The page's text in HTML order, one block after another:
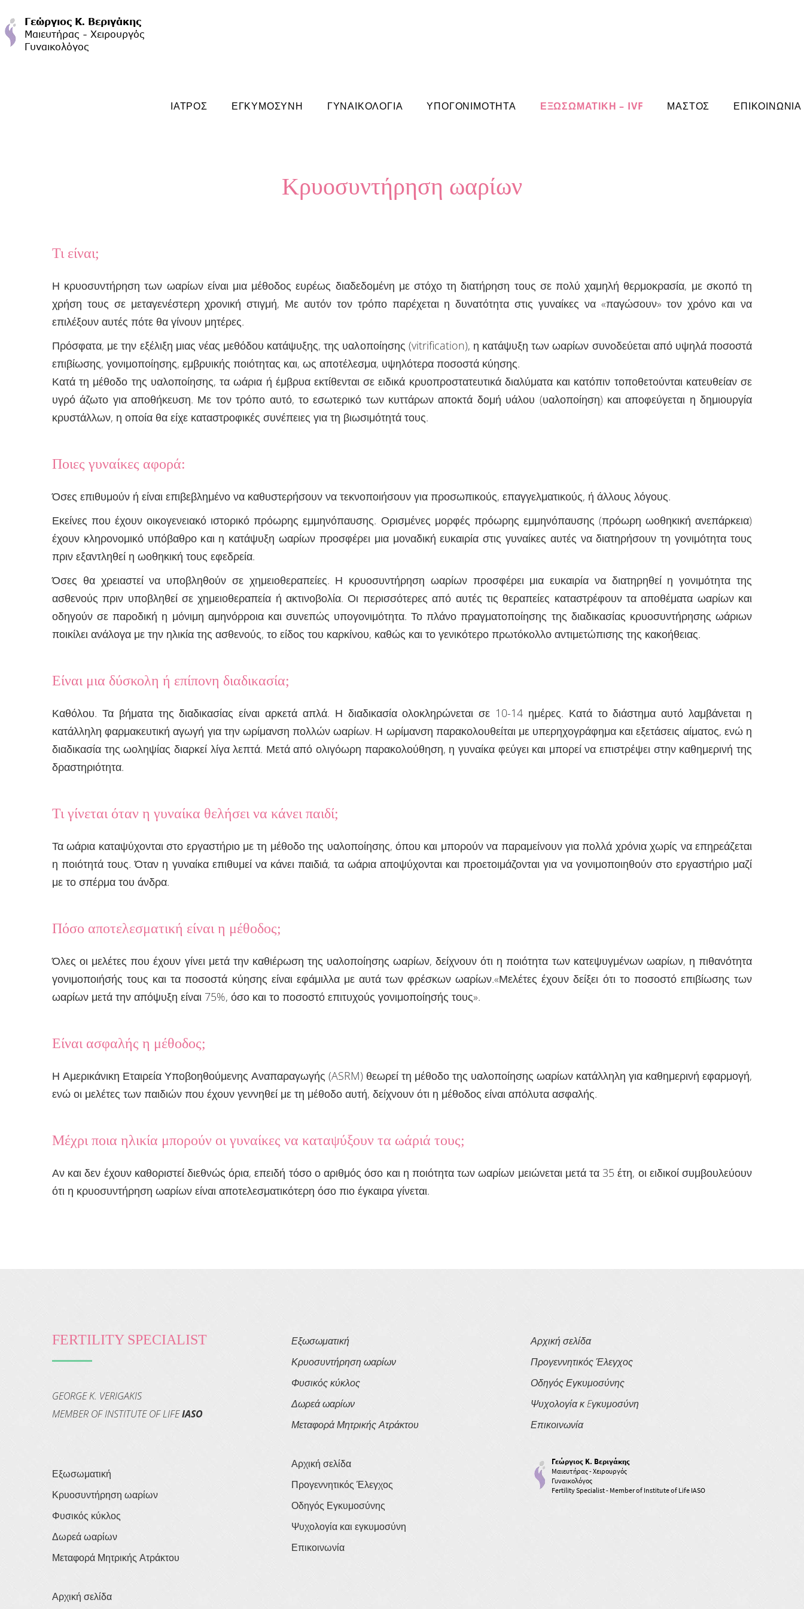
ΙΑΤΡΟΣ ΕΓΚΥΜΟΣΥΝΗ ΓΥΝΑΙΚΟΛΟΓΙΑ ΥΠΟΓΟΝΙΜΟΤΗΤΑ ΕΞΩΣΩΜΑΤΙΚΗ – IVF ΜΑΣΤΟΣ ΕΠΙΚΟΙΝΩΝΙΑ
Κρυοσυντήρηση ωαρίων
Τι είναι;
Η κρυοσυντήρηση των ωαρίων είναι μια μέθοδος ευρέως διαδεδομένη με στόχο τη διατήρηση τους σε πολύ χαμηλή θερμοκρασία, με σκοπό τη
χρήση τους σε μεταγενέστερη χρονική στιγμή, Με αυτόν τον τρόπο παρέχεται η δυνατότητα στις γυναίκες να «παγώσουν» τον χρόνο και να
επιλέξουν αυτές πότε θα γίνουν μητέρες.
Πρόσφατα, με την εξέλιξη μιας νέας μεθόδου κατάψυξης, της υαλοποίησης (vitrification), η κατάψυξη των ωαρίων συνοδεύεται από υψηλά ποσοστά
επιβίωσης, γονιμοποίησης, εμβρυικής ποιότητας και, ως αποτέλεσμα, υψηλότερα ποσοστά κύησης.
Κατά τη μέθοδο της υαλοποίησης, τα ωάρια ή έμβρυα εκτίθενται σε ειδικά κρυοπροστατευτικά διαλύματα και κατόπιν τοποθετούνται κατευθείαν σε
υγρό άζωτο για αποθήκευση. Με τον τρόπο αυτό, το εσωτερικό των κυττάρων αποκτά δομή υάλου (υαλοποίηση) και αποφεύγεται η δημιουργία
κρυστάλλων, η οποία θα είχε καταστροφικές συνέπειες για τη βιωσιμότητά τους.
Ποιες γυναίκες αφορά:
Όσες επιθυμούν ή είναι επιβεβλημένο να καθυστερήσουν να τεκνοποιήσουν για προσωπικούς, επαγγελματικούς, ή άλλους λόγους.
Εκείνες που έχουν οικογενειακό ιστορικό πρόωρης εμμηνόπαυσης. Ορισμένες μορφές πρόωρης εμμηνόπαυσης (πρόωρη ωοθηκική ανεπάρκεια)
έχουν κληρονομικό υπόβαθρο και η κατάψυξη ωαρίων προσφέρει μια μοναδική ευκαιρία στις γυναίκες αυτές να διατηρήσουν τη γονιμότητα τους
πριν εξαντληθεί η ωοθηκική τους εφεδρεία.
Όσες θα χρειαστεί να υποβληθούν σε χημειοθεραπείες. Η κρυοσυντήρηση ωαρίων προσφέρει μια ευκαιρία να διατηρηθεί η γονιμότητα της
ασθενούς πριν υποβληθεί σε χημειοθεραπεία ή ακτινοβολία. Οι περισσότερες από αυτές τις θεραπείες καταστρέφουν τα αποθέματα ωαρίων και
οδηγούν σε παροδική η μόνιμη αμηνόρροια και συνεπώς υπογονιμότητα. Το πλάνο πραγματοποίησης της διαδικασίας κρυοσυντήρησης ωάριων
ποικίλει ανάλογα με την ηλικία της ασθενούς, το είδος του καρκίνου, καθώς και το γενικότερο πρωτόκολλο αντιμετώπισης της κακοήθειας.
Είναι μια δύσκολη ή επίπονη διαδικασία;
Καθόλου. Τα βήματα της διαδικασίας είναι αρκετά απλά. Η διαδικασία ολοκληρώνεται σε 10-14 ημέρες. Κατά το διάστημα αυτό λαμβάνεται η
κατάλληλη φαρμακευτική αγωγή για την ωρίμανση πολλών ωαρίων. Η ωρίμανση παρακολουθείται με υπερηχογράφημα και εξετάσεις αίματος, ενώ η
διαδικασία της ωοληψίας διαρκεί λίγα λεπτά. Μετά από ολιγόωρη παρακολούθηση, η γυναίκα φεύγει και μπορεί να επιστρέψει στην καθημερινή της
δραστηριότητα.
Τι γίνεται όταν η γυναίκα θελήσει να κάνει παιδί;
Τα ωάρια καταψύχονται στο εργαστήριο με τη μέθοδο της υαλοποίησης, όπου και μπορούν να παραμείνουν για πολλά χρόνια χωρίς να επηρεάζεται
η ποιότητά τους. Όταν η γυναίκα επιθυμεί να κάνει παιδιά, τα ωάρια αποψύχονται και προετοιμάζονται για να γονιμοποιηθούν στο εργαστήριο μαζί
με το σπέρμα του άνδρα.
Πόσο αποτελεσματική είναι η μέθοδος;
Όλες οι μελέτες που έχουν γίνει μετά την καθιέρωση της υαλοποίησης ωαρίων, δείχνουν ότι η ποιότητα των κατεψυγμένων ωαρίων, η πιθανότητα
γονιμοποιήσής τους και τα ποσοστά κύησης είναι εφάμιλλα με αυτά των φρέσκων ωαρίων.«Μελέτες έχουν δείξει ότι το ποσοστό επιβίωσης των
ωαρίων μετά την απόψυξη είναι 75%, όσο και το ποσοστό επιτυχούς γονιμοποίησής τους».
Είναι ασφαλής η μέθοδος;
Η Αμερικάνικη Εταιρεία Υποβοηθούμενης Αναπαραγωγής (ASRM) θεωρεί τη μέθοδο της υαλοποίησης ωαρίων κατάλληλη για καθημερινή εφαρμογή,
ενώ οι μελέτες των παιδιών που έχουν γεννηθεί με τη μέθοδο αυτή, δείχνουν ότι η μέθοδος είναι απόλυτα ασφαλής.
Μέχρι ποια ηλικία μπορούν οι γυναίκες να καταψύξουν τα ωάριά τους;
Αν και δεν έχουν καθοριστεί διεθνώς όρια, επειδή τόσο ο αριθμός όσο και η ποιότητα των ωαρίων μειώνεται μετά τα 35 έτη, οι ειδικοί συμβουλεύουν
ότι η κρυοσυντήρηση ωαρίων είναι αποτελεσματικότερη όσο πιο έγκαιρα γίνεται.
FERTILITY SPECIALIST
GEORGE K. VERIGAKIS
MEMBER OF INSTITUTE OF LIFEIASO
Εξωσωματική
Κρυοσυντήρηση ωαρίων
Φυσικός κύκλος
Δωρεά ωαρίων
Μεταφορά Μητρικής Ατράκτου
Αρχική σελίδα
Εξωσωματική
Κρυοσυντήρηση ωαρίων
Φυσικός κύκλος
Δωρεά ωαρίων
Μεταφορά Μητρικής Ατράκτου
Αρχική σελίδα
Προγεννητικός Έλεγχος
Οδηγός Εγκυμοσύνης
Ψυχολογία και εγκυμοσύνη
Επικοινωνία
Αρχική σελίδα
Προγεννητικός Έλεγχος
Οδηγός Εγκυμοσύνης
Ψυχολογία κ Eγκυμοσύνη
Επικοινωνία